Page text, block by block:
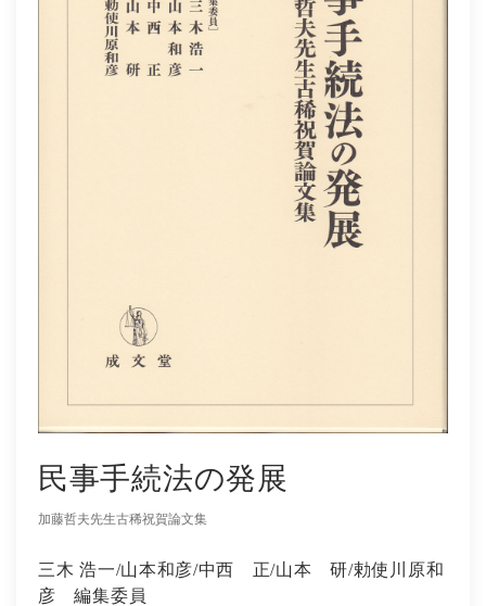
政治・経済・経営
歴史・語学・文学・随筆等
民事手続法の発展
加藤哲夫先生古稀祝賀論文集
三木 浩一/山本和彦/中西 正/山本 研/勅使川原和
彦 編集委員